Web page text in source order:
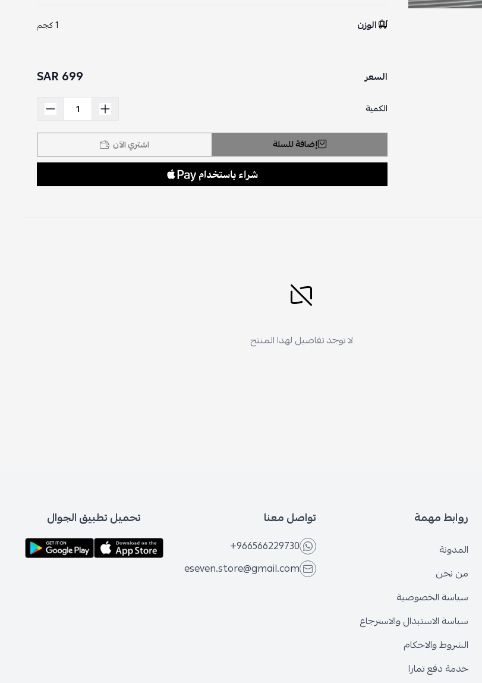
الوزن 1 كجم
السعر 699 SAR
الكمية
إضافة للسلة اشتري الآن
لا توجد تفاصيل لهذا المنتج
روابط مهمة
المدونة
من نحن
سياسة الخصوصية
سياسة الاستبدال والاسترجاع
الشروط والاحكام
خدمة دفع تمارا
تواصل معنا
+966566229730
eseven.store@gmail.com
تحميل تطبيق الجوال